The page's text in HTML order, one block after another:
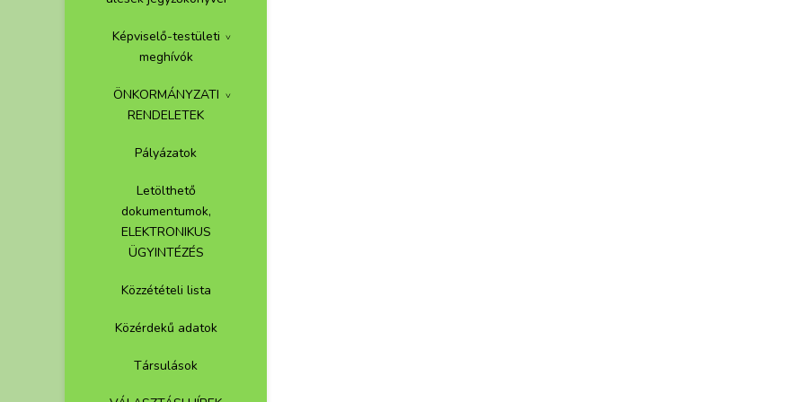
Képviselő-testületi
meghívók
ÖNKORMÁNYZATI
RENDELETEK
Pályázatok
Letölthető
dokumentumok,
ELEKTRONIKUS
ÜGYINTÉZÉS
Közzétételi lista
Közérdekű adatok
Társulások